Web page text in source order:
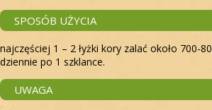
SPOSÓB UŻYCIA
najczęściej 1 – 2 łyżki kory zalać około
dziennie po 1 szklance.
UWAGA